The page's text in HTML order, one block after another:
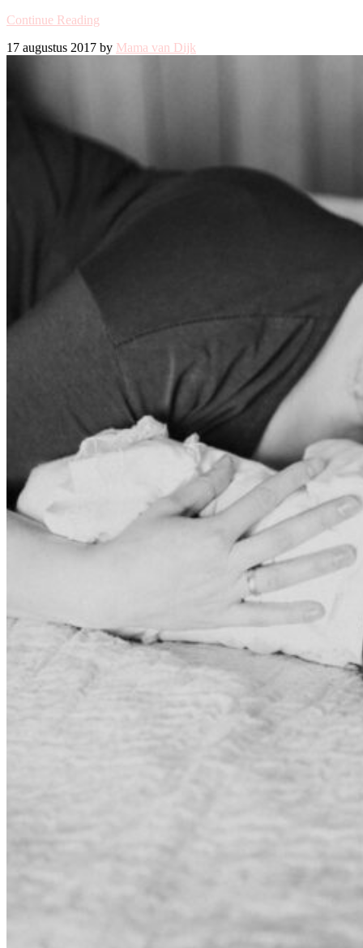
Continue Reading
17 augustus 2017 by Mama van Dijk